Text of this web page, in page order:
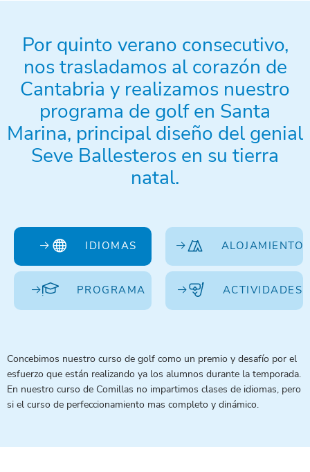
Por quinto verano consecutivo,
nos trasladamos al corazón de
Cantabria y realizamos nuestro
programa de golf en Santa
Marina, principal diseño del genial
Seve Ballesteros en su tierra
natal.
IDIOMAS ALOJAMIENTO
PROGRAMA ACTIVIDADES
Concebimos nuestro curso de golf como un premio y desafío por el
esfuerzo que están realizando ya los alumnos durante la temporada.
En nuestro curso de Comillas no impartimos clases de idiomas, pero
si el curso de perfeccionamiento mas completo y dinámico.